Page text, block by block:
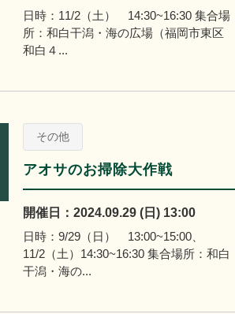
日時：11/2（土） 14:30~16:30 集合場
所：和白干潟・海の広場（福岡市東区
和白４...
その他
アオサのお掃除大作戦
開催日：2024.09.29 (日) 13:00
日時：9/29（日） 13:00~15:00、
11/2（土）14:30~16:30 集合場所：和白
干潟・海の...